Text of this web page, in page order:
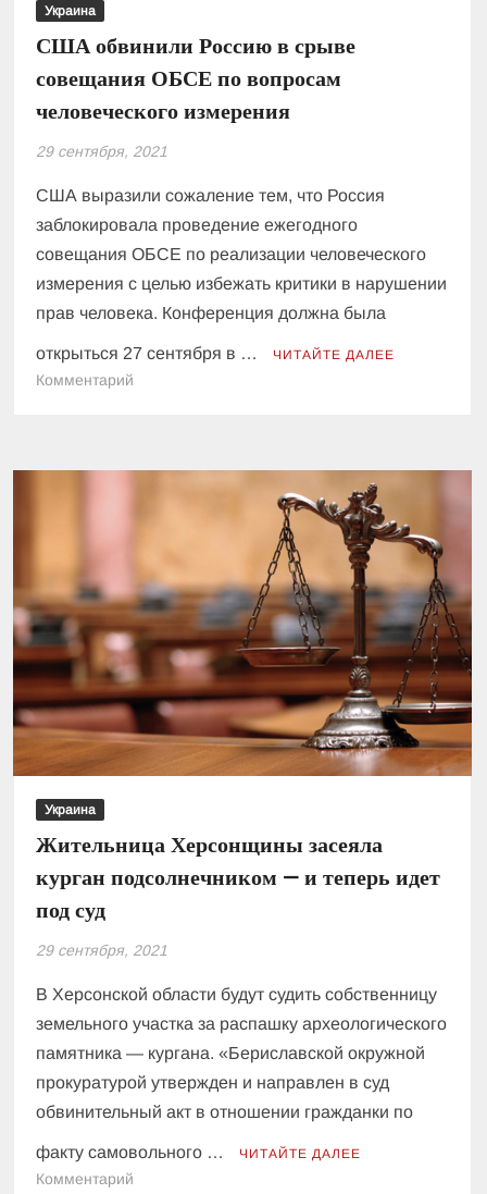
Украина
США обвинили Россию в срыве
совещания ОБСЕ по вопросам
человеческого измерения
29 сентября, 2021
США выразили сожаление тем, что Россия
заблокировала проведение ежегодного
совещания ОБСЕ по реализации человеческого
измерения с целью избежать критики в нарушении
прав человека. Конференция должна была
открыться 27 сентября в … ЧИТАЙТЕ ДАЛЕЕ
Комментарий
по
вопросам
человеческого
измерения
Украина
Жительница Херсонщины засеяла
курган подсолнечником — и теперь идет
под суд
29 сентября, 2021
В Херсонской области будут судить собственницу
земельного участка за распашку археологического
памятника — кургана. «Бериславской окружной
прокуратурой утвержден и направлен в суд
обвинительный акт в отношении гражданки по
факту самовольного … ЧИТАЙТЕ ДАЛЕЕ
Комментарий